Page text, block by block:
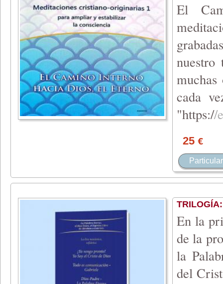
El
nuestro
cada
"https://e
25 €
Particular
En la
de la
la
del